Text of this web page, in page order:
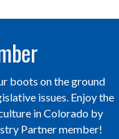
boots on the ground
issues. Enjoy the
in Colorado by
Partner member!